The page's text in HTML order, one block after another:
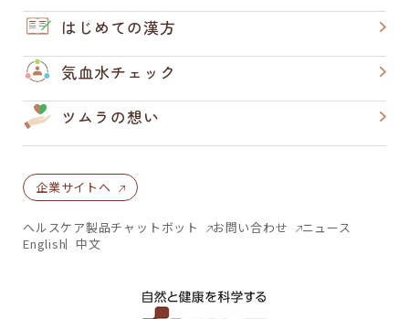
はじめての漢方
気血水チェック
ツムラの想い
企業サイトへ
ヘルスケア製品チャットボット お問い合わせ
ニュース
English 中文